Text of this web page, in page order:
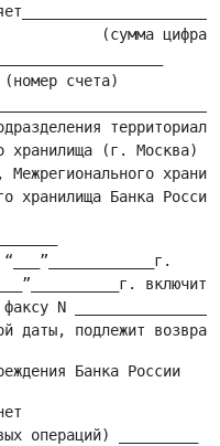
(сумма
счета)
хранилища (г. Москва)
Межрегионального
N
операций) _________